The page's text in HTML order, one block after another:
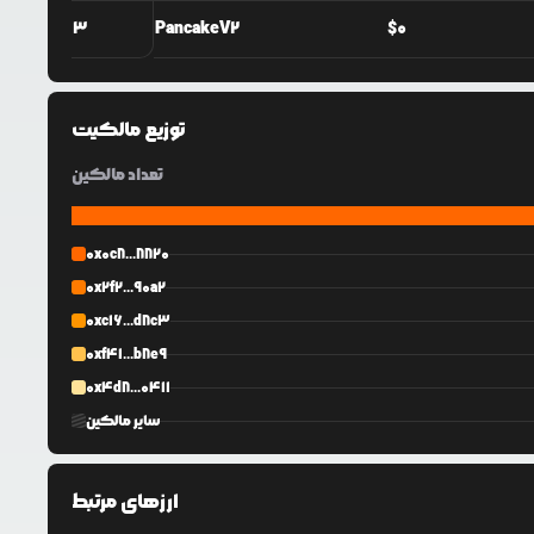
3 PancakeV2 $0
توزیع مالکیت
تعداد مالکین
0x0c8...8820
0x2f2...90a2
0xc16...d8c3
0xf41...b8e9
0x4d8...0411
سایر مالکین
ارزهای مرتبط